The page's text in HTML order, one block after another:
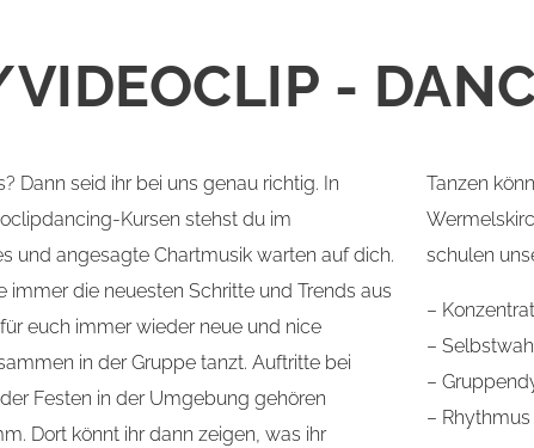
-
Dann seid ihr bei uns genau richtig. In
Kursen stehst du im
und angesagte Chartmusik warten auf dich.
immer die neuesten Schritte und Trends aus
euch immer wieder neue und nice
in der Gruppe tanzt. Auftritte bei
Festen in der Umgebung gehören
Dort könnt ihr dann zeigen, was ihr
Tanzen
schulen
–
–
–
–